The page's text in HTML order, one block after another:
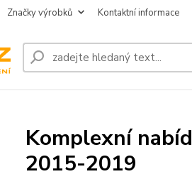
Značky výrobků Kontaktní informace
Komplexní
2015-2019